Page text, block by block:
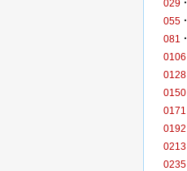
029 ·
055 ·
081
·
0106
0128
0150
0171
0192
0213
0235